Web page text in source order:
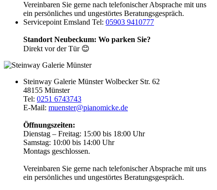
Vereinbaren Sie gerne nach telefonischer Absprache mit uns
ein persönliches und ungestörtes Beratungsgespräch.
Servicepoint Emsland Tel: 05903 9410777
Standort Neubeckum: Wo parken Sie?
Direkt vor der Tür 😊
Steinway Galerie MünsterWolbecker Str. 62
48155 Münster
Tel: 0251 6743743
E-Mail: muenster@pianomicke.de
Öffnungszeiten:
Dienstag – Freitag: 15:00 bis 18:00 Uhr
Samstag: 10:00 bis 14:00 Uhr
Montags geschlossen.
Vereinbaren Sie gerne nach telefonischer Absprache mit uns
ein persönliches und ungestörtes Beratungsgespräch.